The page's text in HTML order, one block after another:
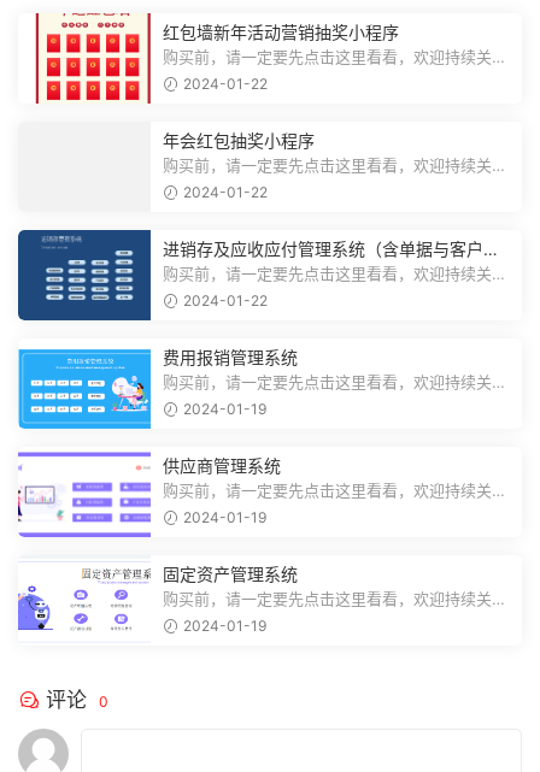
红包墙新年活动营销抽奖小程序
购买前，请一定要先点击这里看看，欢迎持续关
注，精彩模板每天推送预览结束，需要...
2024-01-22
年会红包抽奖小程序
购买前，请一定要先点击这里看看，欢迎持续关
注，精彩模板每天推送预览结束，需要...
2024-01-22
进销存及应收应付管理系统（含单据与客户对
账）
购买前，请一定要先点击这里看看，欢迎持续关
注，精彩模板每天推送预览结束，需要...
2024-01-22
费用报销管理系统
购买前，请一定要先点击这里看看，欢迎持续关
注，精彩模板每天推送预览结束，需要...
2024-01-19
供应商管理系统
购买前，请一定要先点击这里看看，欢迎持续关
注，精彩模板每天推送预览结束，需要...
2024-01-19
固定资产管理系统
购买前，请一定要先点击这里看看，欢迎持续关
注，精彩模板每天推送预览结束，需要...
2024-01-19
评论 0